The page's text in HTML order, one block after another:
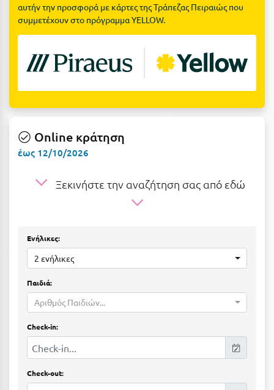
Ευρυτανία
Ζαγοροχώρια
Ζάκυνθος
Ηλεία
Θεσσαλονίκη
Ιεράπετρα
Ιθάκη
Ικαρία
αυτήν την προσφορά με κάρτες της Τράπεζας Πειραιώς που
συμμετέχουν στο πρόγραμμα YELLOW.
Online κράτηση
έως 12/10/2026
Ξεκινήστε την αναζήτηση σας από εδώ
Ενήλικες:
2 ενήλικες
Παιδιά:
Αριθμός Παιδιών...
Check-in:
Check-out: